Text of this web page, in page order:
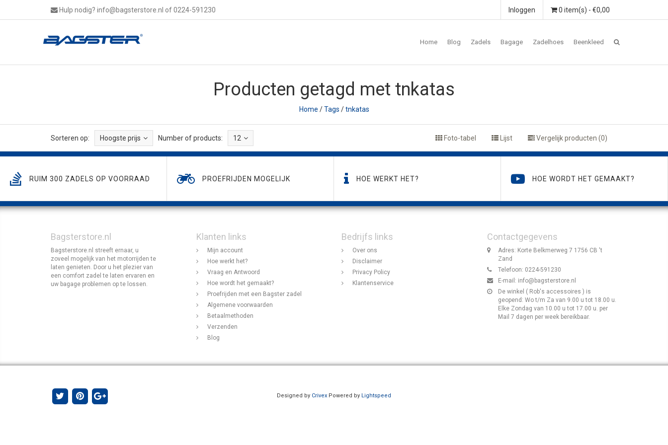
Hulp nodig? info@bagsterstore.nl of 0224-591230 0 item(s) - €0,00
Inloggen
Home Blog Zadels Bagage Zadelhoes Beenkleed
Producten getagd met tnkatas
Home /Tags /tnkatas
Sorteren op: Hoogste prijs Number of products: 12 Foto-tabel Lijst Vergelijk producten (0)
RUIM 300 ZADELS OP VOORRAAD PROEFRIJDEN MOGELIJK HOE WERKT HET? HOE WORDT HET GEMAAKT?
Bagsterstore.nl
Bagsterstore.nl streeft ernaar, u
zoveel mogelijk van het motorrijden te
laten genieten. Door u het plezier van
een comfort zadel te laten ervaren en
uw bagage problemen op te lossen.
Klanten links
Mijn account
Hoe werkt het?
Vraag en Antwoord
Hoe wordt het gemaakt?
Proefrijden met een Bagster zadel
Algemene voorwaarden
Betaalmethoden
Verzenden
Blog
Bedrijfs links
Over ons
Disclaimer
Privacy Policy
Klantenservice
Contactgegevens
Adres: Korte Belkmerweg 7 1756 CB 't
Zand
Telefoon: 0224-591230
E-mail: info@bagsterstore.nl
De winkel ( Rob's accessoires ) is
geopend: Wo t/m Za van 9.00 u tot 18.00 u.
Elke Zondag van 10.00 u tot 17.00 u. per
Mail 7 dagen per week bereikbaar.
Designed by Crivex Powered by Lightspeed